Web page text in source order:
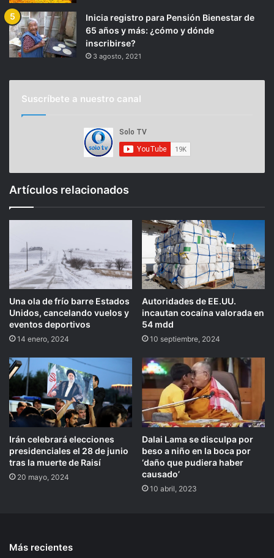
Inicia registro para Pensión Bienestar de
65 años y más: ¿cómo y dónde
inscribirse?
3 agosto, 2021
Suscríbete a nuestro canal
Artículos relacionados
Una ola de frío barre Estados
Unidos, cancelando vuelos y
eventos deportivos
14 enero, 2024
Autoridades de EE.UU.
incautan cocaína valorada en
54 mdd
10 septiembre, 2024
Irán celebrará elecciones
presidenciales el 28 de junio
tras la muerte de Raisí
20 mayo, 2024
Dalai Lama se disculpa por
beso a niño en la boca por
‘daño que pudiera haber
causado’
10 abril, 2023
Más recientes